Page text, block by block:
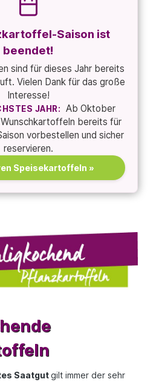
Saison ist
beendet!
sind für dieses Jahr bereits
Vielen Dank für das große
Interesse!
JAHR:
Ab Oktober
Wunschkartoffeln bereits für
vorbestellen und sicher
reservieren.
Speisekartoffeln »
Saatgutgilt immer der sehr